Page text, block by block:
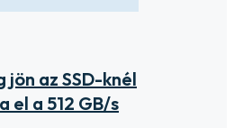
jön az SSD-knél
el a 512 GB/s